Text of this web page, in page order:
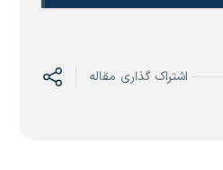
اشتراک گذاری مقاله